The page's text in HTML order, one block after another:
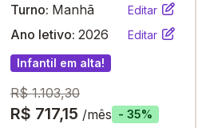
Turno: Manhã Editar
Ano letivo: 2026 Editar
Infantil em alta!
R$ 1.103,30
R$ 717,15 /mês - 35%